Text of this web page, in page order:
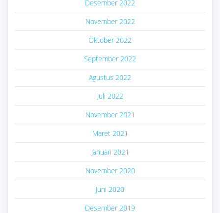
Desember 2022
November 2022
Oktober 2022
September 2022
Agustus 2022
Juli 2022
November 2021
Maret 2021
Januari 2021
November 2020
Juni 2020
Desember 2019